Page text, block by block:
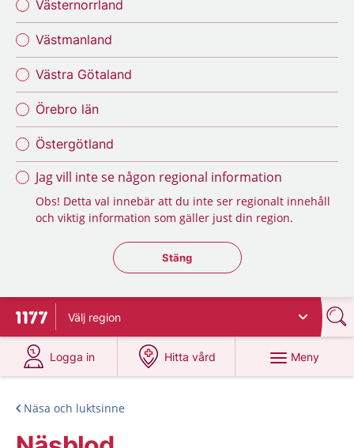
Västernorrland
Västmanland
Västra Götaland
Örebro län
Östergötland
Jag vill inte se någon regional information
Obs! Detta val innebär att du inte ser regionalt innehåll
och viktig information som gäller just din region.
Stäng regionsväljaren
Stäng
Till startsidan för 1177
Välj region
Logga in
på 1177.se
Hitta vård
på 1177.se
Meny
Näsa och luktsinne